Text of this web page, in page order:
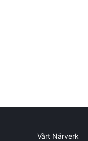
Vårt Närverk